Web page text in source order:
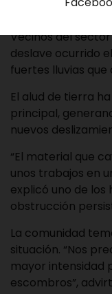
Vecinos del
deslave ocurrido
fuertes lluvias
El alud de tierra
principal,
nuevos
“El material que
unos trabajos en
explicó uno de los
obstrucción
La comunidad
situación. “Nos
mayor intensidad
escombros”,